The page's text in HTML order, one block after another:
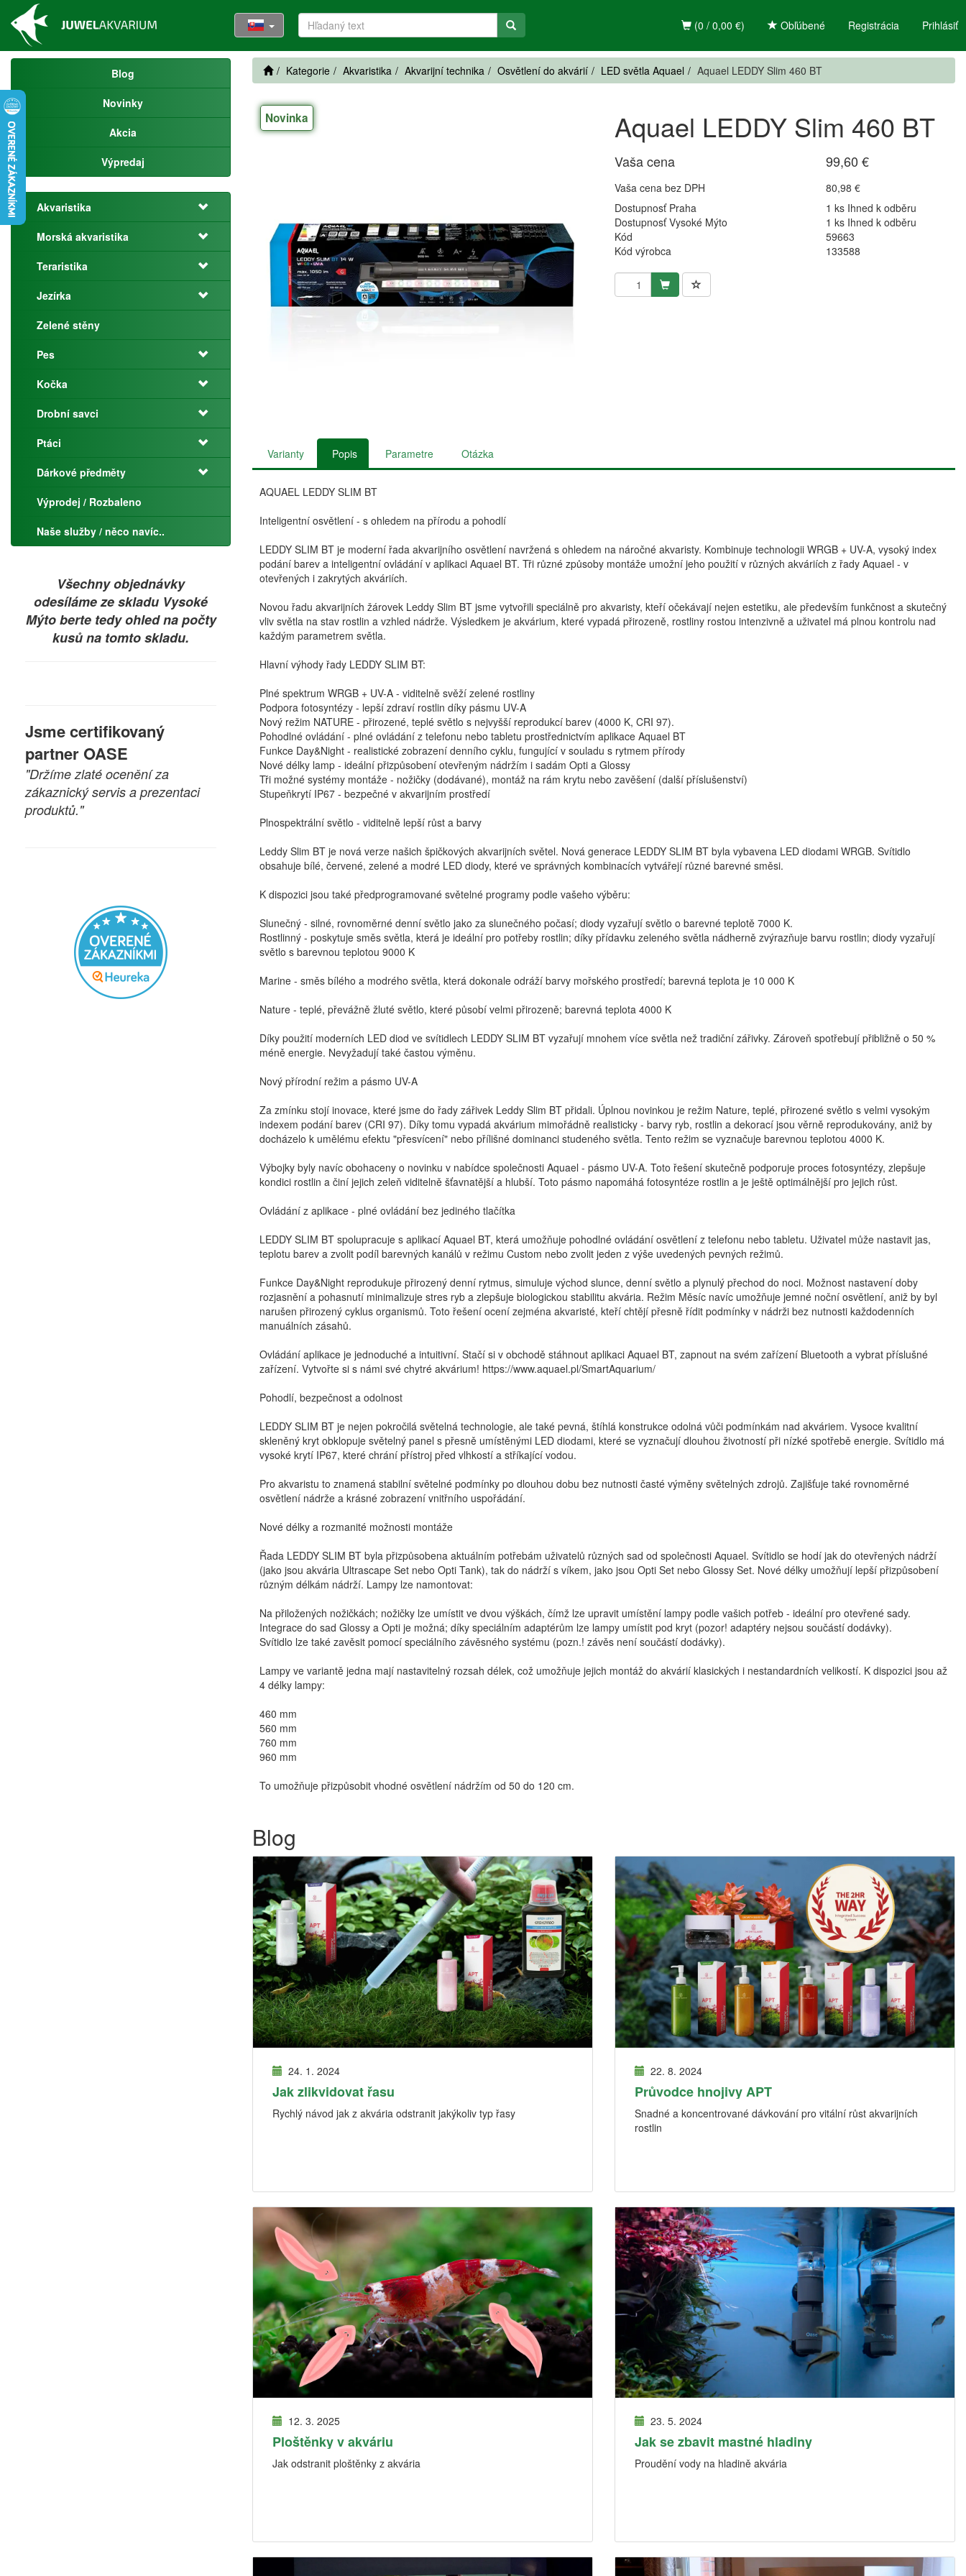
Registrácia Prihlásiť
(0 / 0,00 €) Obľúbené
Blog
Novinky
Akcia
Výpredaj
Akvaristika
Morská akvaristika
Teraristika
Jezírka
Zelené stěny
Pes
Kočka
Drobní savci
Ptáci
Dárkové předměty
Výprodej / Rozbaleno
Naše služby / něco navíc..
Všechny objednávky
odesíláme ze skladu Vysoké
Mýto berte tedy ohled na počty
kusů na tomto skladu.
Jsme certifikovaný
partner OASE
"Držíme zlaté ocenění za
zákaznický servis a prezentaci
produktů."
Kategorie Akvaristika Akvarijní technika Osvětlení do akvárií LED světla Aquael Aquael LEDDY Slim 460 BT
Novinka Aquael LEDDY Slim 460 BT
Vaša cena 99,60 €
Vaša cena bez DPH
80,98 €
Dostupnosť Praha
1 ks Ihned k odběru
Dostupnosť Vysoké Mýto
1 ks Ihned k odběru
Kód
59663
Kód výrobca
133588
Varianty Popis Parametre Otázka
AQUAEL LEDDY SLIM BT
Inteligentní osvětlení - s ohledem na přírodu a pohodlí
LEDDY SLIM BT je moderní řada akvarijního osvětlení navržená s ohledem na náročné akvaristy. Kombinuje technologii WRGB + UV-A, vysoký index
podání barev a inteligentní ovládání v aplikaci Aquael BT. Tři různé způsoby montáže umožní jeho použití v různých akváriích z řady Aquael - v
otevřených i zakrytých akváriích.
Novou řadu akvarijních žárovek Leddy Slim BT jsme vytvořili speciálně pro akvaristy, kteří očekávají nejen estetiku, ale především funkčnost a skutečný
vliv světla na stav rostlin a vzhled nádrže. Výsledkem je akvárium, které vypadá přirozeně, rostliny rostou intenzivně a uživatel má plnou kontrolu nad
každým parametrem světla.
Hlavní výhody řady LEDDY SLIM BT:
Plné spektrum WRGB + UV-A - viditelně svěží zelené rostliny
Podpora fotosyntézy - lepší zdraví rostlin díky pásmu UV-A
Nový režim NATURE - přirozené, teplé světlo s nejvyšší reprodukcí barev (4000 K, CRI 97).
Pohodlné ovládání - plné ovládání z telefonu nebo tabletu prostřednictvím aplikace Aquael BT
Funkce Day&Night - realistické zobrazení denního cyklu, fungující v souladu s rytmem přírody
Nové délky lamp - ideální přizpůsobení otevřeným nádržím i sadám Opti a Glossy
Tři možné systémy montáže - nožičky (dodávané), montáž na rám krytu nebo zavěšení (další příslušenství)
Stupeňkrytí IP67 - bezpečné v akvarijním prostředí
Plnospektrální světlo - viditelně lepší růst a barvy
Leddy Slim BT je nová verze našich špičkových akvarijních světel. Nová generace LEDDY SLIM BT byla vybavena LED diodami WRGB. Svítidlo
obsahuje bílé, červené, zelené a modré LED diody, které ve správných kombinacích vytvářejí různé barevné směsi.
K dispozici jsou také předprogramované světelné programy podle vašeho výběru:
Slunečný - silné, rovnoměrné denní světlo jako za slunečného počasí; diody vyzařují světlo o barevné teplotě 7000 K.
Rostlinný - poskytuje směs světla, která je ideální pro potřeby rostlin; díky přídavku zeleného světla nádherně zvýrazňuje barvu rostlin; diody vyzařují
světlo s barevnou teplotou 9000 K
Marine - směs bílého a modrého světla, která dokonale odráží barvy mořského prostředí; barevná teplota je 10 000 K
Nature - teplé, převážně žluté světlo, které působí velmi přirozeně; barevná teplota 4000 K
Díky použití moderních LED diod ve svítidlech LEDDY SLIM BT vyzařují mnohem více světla než tradiční zářivky. Zároveň spotřebují přibližně o 50 %
méně energie. Nevyžadují také častou výměnu.
Nový přírodní režim a pásmo UV-A
Za zmínku stojí inovace, které jsme do řady zářivek Leddy Slim BT přidali. Úplnou novinkou je režim Nature, teplé, přirozené světlo s velmi vysokým
indexem podání barev (CRI 97). Díky tomu vypadá akvárium mimořádně realisticky - barvy ryb, rostlin a dekorací jsou věrně reprodukovány, aniž by
docházelo k umělému efektu "přesvícení" nebo přílišné dominanci studeného světla. Tento režim se vyznačuje barevnou teplotou 4000 K.
Výbojky byly navíc obohaceny o novinku v nabídce společnosti Aquael - pásmo UV-A. Toto řešení skutečně podporuje proces fotosyntézy, zlepšuje
kondici rostlin a činí jejich zeleň viditelně šťavnatější a hlubší. Toto pásmo napomáhá fotosyntéze rostlin a je ještě optimálnější pro jejich růst.
Ovládání z aplikace - plné ovládání bez jediného tlačítka
LEDDY SLIM BT spolupracuje s aplikací Aquael BT, která umožňuje pohodlné ovládání osvětlení z telefonu nebo tabletu. Uživatel může nastavit jas,
teplotu barev a zvolit podíl barevných kanálů v režimu Custom nebo zvolit jeden z výše uvedených pevných režimů.
Funkce Day&Night reprodukuje přirozený denní rytmus, simuluje východ slunce, denní světlo a plynulý přechod do noci. Možnost nastavení doby
rozjasnění a pohasnutí minimalizuje stres ryb a zlepšuje biologickou stabilitu akvária. Režim Měsíc navíc umožňuje jemné noční osvětlení, aniž by byl
narušen přirozený cyklus organismů. Toto řešení ocení zejména akvaristé, kteří chtějí přesně řídit podmínky v nádrži bez nutnosti každodenních
manuálních zásahů.
Ovládání aplikace je jednoduché a intuitivní. Stačí si v obchodě stáhnout aplikaci Aquael BT, zapnout na svém zařízení Bluetooth a vybrat příslušné
zařízení. Vytvořte si s námi své chytré akvárium! https://www.aquael.pl/SmartAquarium/
Pohodlí, bezpečnost a odolnost
LEDDY SLIM BT je nejen pokročilá světelná technologie, ale také pevná, štíhlá konstrukce odolná vůči podmínkám nad akváriem. Vysoce kvalitní
skleněný kryt obklopuje světelný panel s přesně umístěnými LED diodami, které se vyznačují dlouhou životností při nízké spotřebě energie. Svítidlo má
vysoké krytí IP67, které chrání přístroj před vlhkostí a stříkající vodou.
Pro akvaristu to znamená stabilní světelné podmínky po dlouhou dobu bez nutnosti časté výměny světelných zdrojů. Zajišťuje také rovnoměrné
osvětlení nádrže a krásné zobrazení vnitřního uspořádání.
Nové délky a rozmanité možnosti montáže
Řada LEDDY SLIM BT byla přizpůsobena aktuálním potřebám uživatelů různých sad od společnosti Aquael. Svítidlo se hodí jak do otevřených nádrží
(jako jsou akvária Ultrascape Set nebo Opti Tank), tak do nádrží s víkem, jako jsou Opti Set nebo Glossy Set. Nové délky umožňují lepší přizpůsobení
různým délkám nádrží. Lampy lze namontovat:
Na přiložených nožičkách; nožičky lze umístit ve dvou výškách, čímž lze upravit umístění lampy podle vašich potřeb - ideální pro otevřené sady.
Integrace do sad Glossy a Opti je možná; díky speciálním adaptérům lze lampy umístit pod kryt (pozor! adaptéry nejsou součástí dodávky).
Svítidlo lze také zavěsit pomocí speciálního závěsného systému (pozn.! závěs není součástí dodávky).
Lampy ve variantě jedna mají nastavitelný rozsah délek, což umožňuje jejich montáž do akvárií klasických i nestandardních velikostí. K dispozici jsou až
4 délky lampy:
460 mm
560 mm
760 mm
960 mm
To umožňuje přizpůsobit vhodné osvětlení nádržím od 50 do 120 cm.
Blog
24. 1. 2024
Jak zlikvidovat řasu
Rychlý návod jak z akvária odstranit jakýkoliv typ řasy
22. 8. 2024
Průvodce hnojivy APT
Snadné a koncentrované dávkování pro vitální růst akvarijních
rostlin
12. 3. 2025
Ploštěnky v akváriu
Jak odstranit ploštěnky z akvária
23. 5. 2024
Jak se zbavit mastné hladiny
Proudění vody na hladině akvária